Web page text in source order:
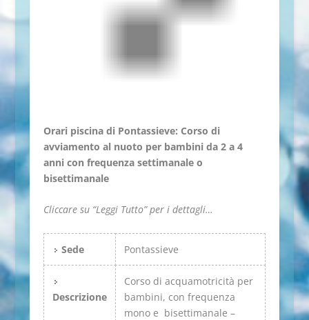
Orari piscina di Pontassieve: Corso di
avviamento al nuoto per bambini da 2 a 4
anni con frequenza settimanale o
bisettimanale
Cliccare su “Leggi Tutto” per i dettagli…
Sede Pontassieve
Descrizione
Corso di acquamotricità per
bambini, con frequenza
mono e bisettimanale –